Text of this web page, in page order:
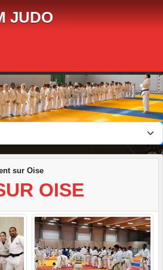
JUDO
sur Oise
OISE